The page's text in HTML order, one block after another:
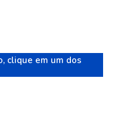
clique em um dos